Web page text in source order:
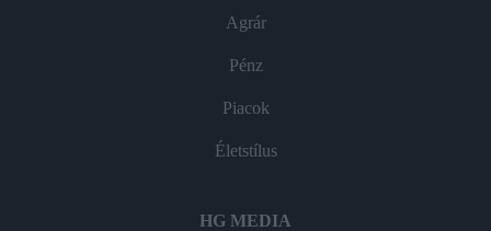
Agrár
Pénz
Piacok
Életstílus
HG MEDIA